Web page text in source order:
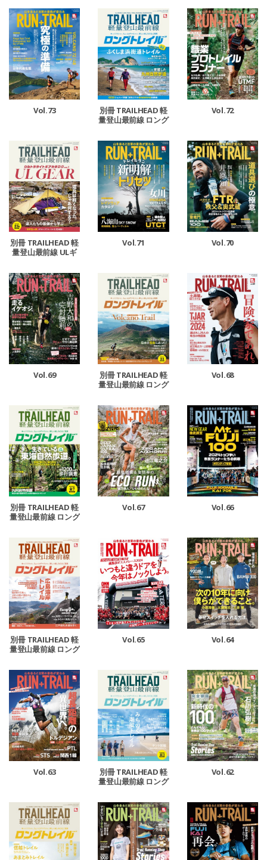
Vol.73
別冊 TRAILHEAD 軽
量登山最前線 ロング
Vol.72
別冊 TRAILHEAD 軽
量登山最前線 ULギ
Vol.71 Vol.70
Vol.69
別冊 TRAILHEAD 軽
量登山最前線 ロング
Vol.68
別冊 TRAILHEAD 軽
量登山最前線 ロング
Vol.67 Vol.66
別冊 TRAILHEAD 軽
量登山最前線 ロング
Vol.65 Vol.64
Vol.63
別冊 TRAILHEAD 軽
量登山最前線 ロング
Vol.62